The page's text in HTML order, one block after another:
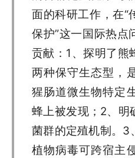
面的科研工作，在“
保护”这一国际热点
贡献：1、探明了熊
两种保守生态型，
猩肠道微生物特定
蜂上被发现；2、明
菌群的定殖机制。3
植物病毒可跨宿主